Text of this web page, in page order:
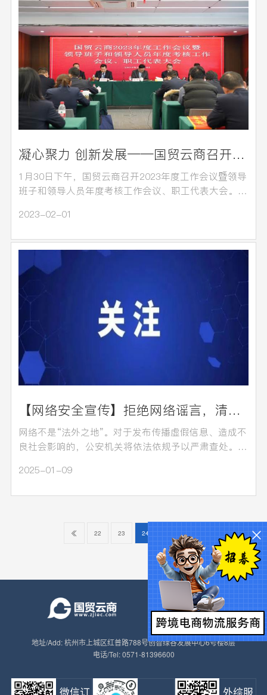
凝心聚力 创新发展——国贸云商召开2023年度工作会议暨领导班子和领导人员年度考核工作会议、职工代表大会
1月30日下午，国贸云商召开2023年度工作会议暨领导
班子和领导人员年度考核工作会议、职工代表大会。会
2023-02-01
【网络安全宣传】拒绝网络谣言，清朗网络环境
网络不是“法外之地”。对于发布传播虚假信息、造成不
良社会影响的，公安机关将依法依规予以严肃查处。近
2025-01-09
22 23 24
地址/Add: 杭州市上城区红普路788号创智绿谷发展中心6号楼8层
电话/Tel: 0571-81396600
微信订 外综服